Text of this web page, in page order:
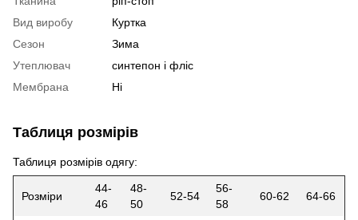
Вид виробу
Куртка
Сезон
Зима
Утеплювач
синтепон і фліс
Мембрана
Ні
Таблиця розмірів
Таблиця розмірів одягу:
Розміри
44-
46
48-
50
52-54
56-
58
60-62 64-66